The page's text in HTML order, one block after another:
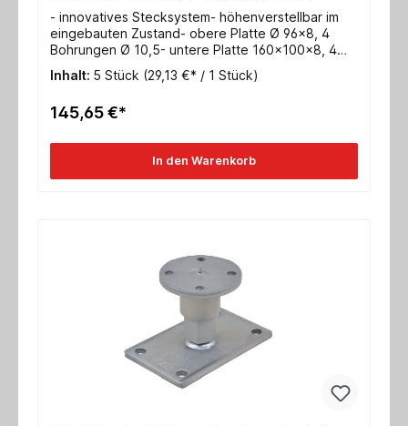
- innovatives Stecksystem- höhenverstellbar im
eingebauten Zustand- obere Platte Ø 96x8, 4
Bohrungen Ø 10,5- untere Platte 160x100x8, 4
Bohrungen Ø 13- Gewinde M24- Max.
charakteristische Tragfähigkeit Druck/Zug für
Tragfähigkeit Druck/Zug für Holz: 152,0 / 50,0 kN-
Inhalt: 5 Stück (29,13 €* / 1 Stück)
145,65 €*
In den Warenkorb